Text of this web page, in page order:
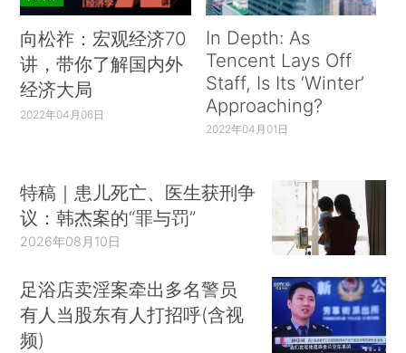
向松祚：宏观经济70
讲，带你了解国内外
经济大局
2022年04月06日
In Depth: As
Tencent Lays Off
Staff, Is Its ‘Winter’
Approaching?
2022年04月01日
特稿｜患儿死亡、医生获刑争
议：韩杰案的“罪与罚”
2026年08月10日
足浴店卖淫案牵出多名警员
有人当股东有人打招呼(含视
频)